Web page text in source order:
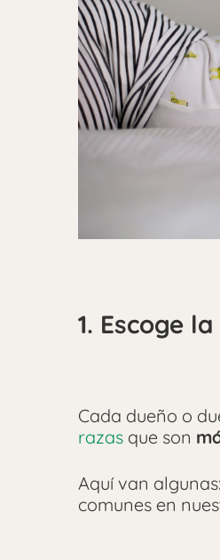
1. Escoge
Cada dueño o
razas que son
Aquí van algunas:
comunes en